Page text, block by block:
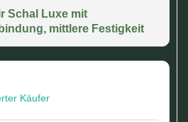
Schal Luxe mit
mittlere Festigkeit
Käufer